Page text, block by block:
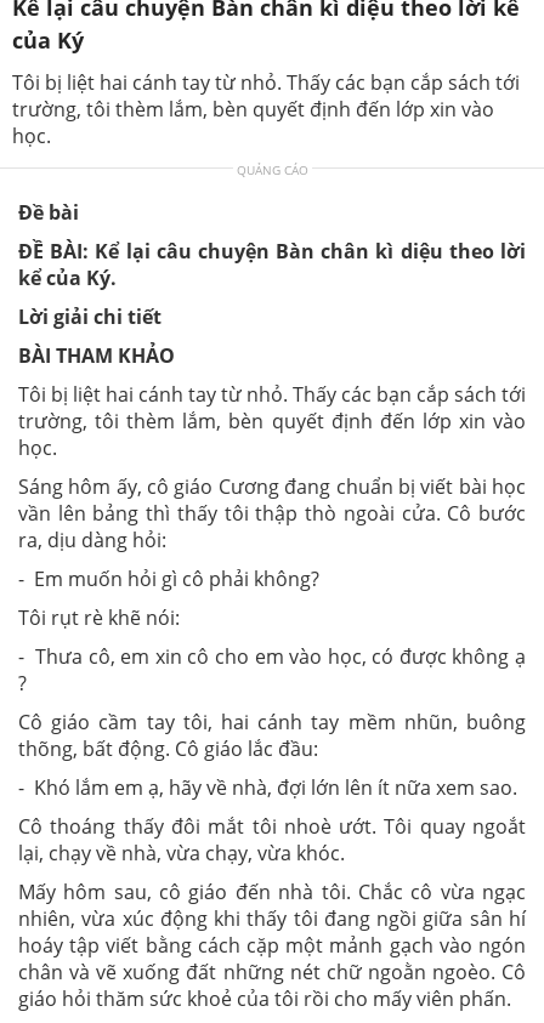
Kể lại câu chuyện Bàn chân kì diệu theo lời kể
của Ký
Tôi bị liệt hai cánh tay từ nhỏ. Thấy các bạn cắp sách tới
trường, tôi thèm lắm, bèn quyết định đến lớp xin vào
học.
QUẢNG CÁO
Đề bài
ĐỀ BÀI: Kể lại câu chuyện Bàn chân kì diệu theo lời
kể của Ký.
Lời giải chi tiết
BÀI THAM KHẢO
Tôi bị liệt hai cánh tay từ nhỏ. Thấy các bạn cắp sách tới
trường, tôi thèm lắm, bèn quyết định đến lớp xin vào
học.
Sáng hôm ấy, cô giáo Cương đang chuẩn bị viết bài học
vần lên bảng thì thấy tôi thập thò ngoài cửa. Cô bước
ra, dịu dàng hỏi:
- Em muốn hỏi gì cô phải không?
Tôi rụt rè khẽ nói:
- Thưa cô, em xin cô cho em vào học, có được không ạ
?
Cô giáo cầm tay tôi, hai cánh tay mềm nhũn, buông
thõng, bất động. Cô giáo lắc đầu:
- Khó lắm em ạ, hãy về nhà, đợi lớn lên ít nữa xem sao.
Cô thoáng thấy đôi mắt tôi nhoè ướt. Tôi quay ngoắt
lại, chạy về nhà, vừa chạy, vừa khóc.
Mấy hôm sau, cô giáo đến nhà tôi. Chắc cô vừa ngạc
nhiên, vừa xúc động khi thấy tôi đang ngồi giữa sân hí
hoáy tập viết bằng cách cặp một mảnh gạch vào ngón
chân và vẽ xuống đất những nét chữ ngoằn ngoèo. Cô
giáo hỏi thăm sức khoẻ của tôi rồi cho mấy viên phấn.